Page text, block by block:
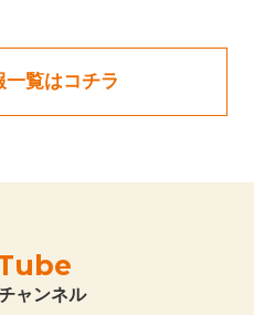
一覧はコチラ
ャンネル